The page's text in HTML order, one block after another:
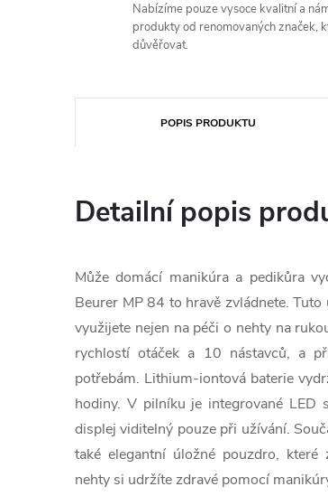
Nabízíme pouze vysoce kvalitní a
produkty od renomovaných značek,
důvěřovat.
POPIS PRODUKTU
Detailní popis
Může domácí manikúra a pedikůra
Beurer MP 84 to hravě zvládnete.
využijete nejen na péči o nehty na
rychlostí otáček a 10 nástavců, a
potřebám. Lithium-iontová baterie
hodiny. V pilníku je integrované LED
displej viditelný pouze při užívání.
také elegantní úložné pouzdro,
nehty si udržíte zdravé pomocí